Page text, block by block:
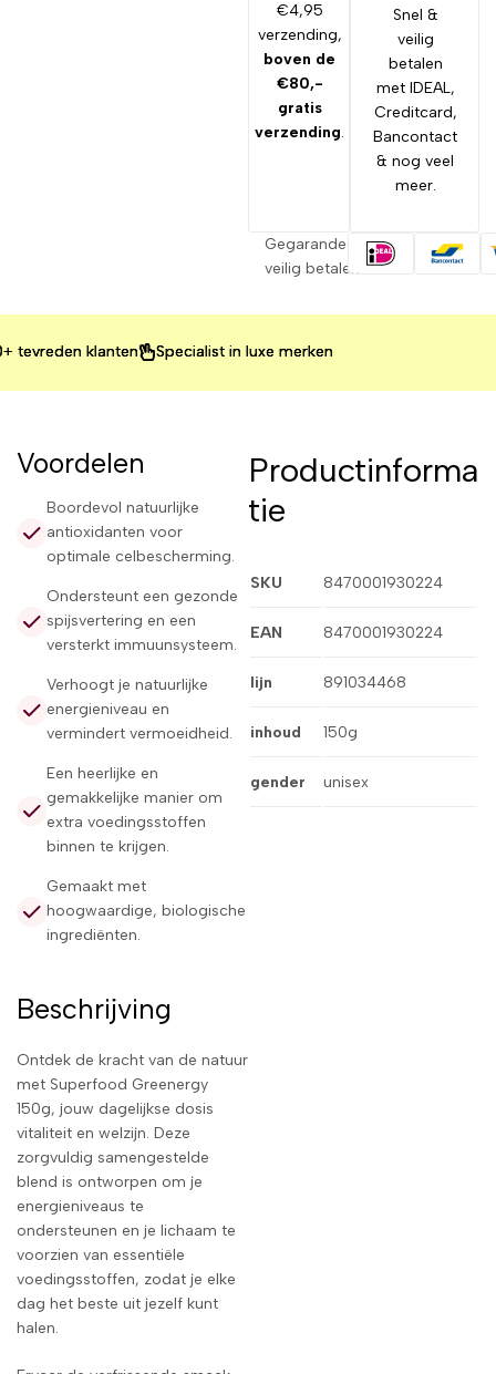
€4,95
verzending,
boven de
€80,-
gratis
verzending.
Snel &
veilig
betalen
met IDEAL,
Creditcard,
Bancontact
& nog veel
meer.
Gegarandeerd
veilig betalen
klanten Specialist in luxe merken
klanten Specialist in luxe merken
klanten Specialist in luxe merken
Voordelen
Boordevol natuurlijke
antioxidanten voor
optimale celbescherming.
Ondersteunt een gezonde
spijsvertering en een
versterkt immuunsysteem.
Verhoogt je natuurlijke
energieniveau en
vermindert vermoeidheid.
Een heerlijke en
gemakkelijke manier om
extra voedingsstoffen
binnen te krijgen.
Gemaakt met
hoogwaardige, biologische
ingrediënten.
Beschrijving
Ontdek de kracht van de natuur
met Superfood Greenergy
150g, jouw dagelijkse dosis
vitaliteit en welzijn. Deze
zorgvuldig samengestelde
blend is ontworpen om je
energieniveaus te
ondersteunen en je lichaam te
voorzien van essentiële
voedingsstoffen, zodat je elke
dag het beste uit jezelf kunt
halen.
Productinforma
tie
SKU 8470001930224
EAN 8470001930224
lijn 891034468
inhoud 150g
gender unisex